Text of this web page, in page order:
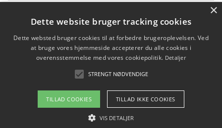
kører mere miljøvenligt
Sådan lærer du miljørigtig kørsel hos en køreskole i
Copyright 2026 - Pilanto Aps
Om / kontakt
×
Dette website bruger tracking cookies
Dette websted bruger cookies til at forbedre brugeroplevelsen. Ved
at bruge vores hjemmeside accepterer du alle cookies i
overensstemmelse med vores cookiepolitik. Detaljer
STRENGT NØDVENDIGE
TILLAD COOKIES TILLAD IKKE COOKIES
VIS DETALJER